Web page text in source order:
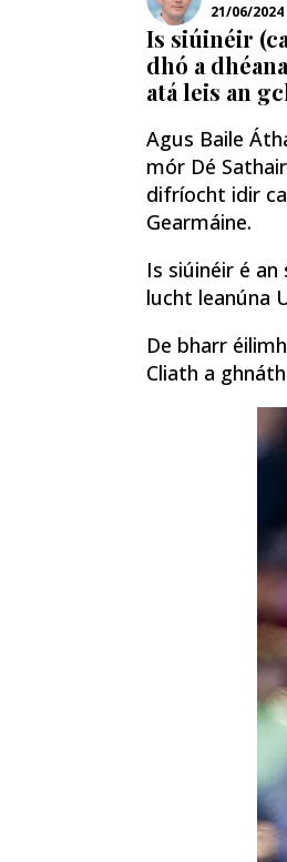
21/06/2024
Is siúinéir
dhó a
atá leis an
Agus Baile
mór Dé
difríocht idir
Gearmáine.
Is siúinéir é
lucht leanúna
De bharr
Cliath a